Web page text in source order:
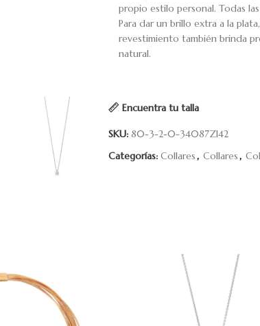
Encuentra tu talla
propio estilo personal. Todas
Para dar un brillo extra a la
revestimiento también brinda
natural.
SKU: 80-3-2-0-34087ZI42
Categorías: Collares, Collares,